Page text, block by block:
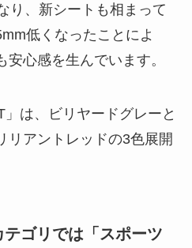
り、新シートも相まって
低くなったことによ
安心感を生んでいます。
」は、ビリヤードグレーと
リアントレッドの3色展開
ゴリでは「スポーツ